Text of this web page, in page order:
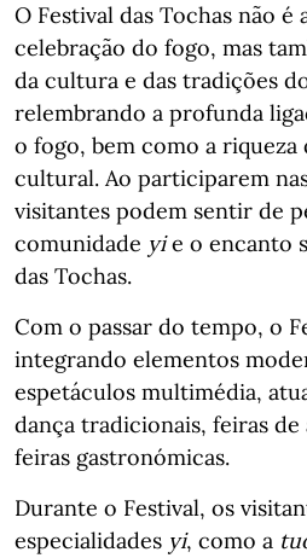
O Festival das Tochas não é
celebração do fogo, mas
da cultura e das tradições
relembrando a profunda
o fogo, bem como a
cultural. Ao participarem
visitantes podem sentir de
comunidade yie o encanto
das Tochas.
Com o passar do tempo, o
integrando elementos
espetáculos multimédia,
dança tradicionais, feiras
feiras gastronómicas.
Durante o Festival, os
especialidades yi, como a